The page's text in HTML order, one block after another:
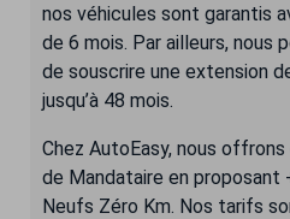
nos véhicules sont garantis
de 6 mois. Par ailleurs, nous
de souscrire une extension
jusqu’à 48 mois.
Chez AutoEasy, nous
de Mandataire en proposant
Neufs Zéro Km. Nos tarifs